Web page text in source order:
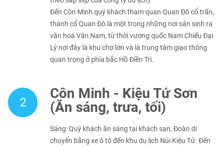
Đến Côn Minh quý khách tham quan Quan Đô cổ trấn,
thành cổ Quan Đô là một trong những nơi sản sinh ra
văn hoá Vân Nam, từ thời vương quốc Nam Chiếu Đại
Lý nơi đây là khu chợ lớn và là trung tâm giao thông
quan trọng ở phía bắc Hồ Điền Trì.
2
Côn Minh - Kiệu Tử Sơn
(Ăn sáng, trưa, tối)
Sáng: Quý khách ăn sáng tại khách sạn, Đoàn di
chuyển bằng xe ô tô đến khu du lịch Núi Kiệu Tử. Đến